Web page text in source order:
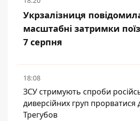
Укрзалізниця
масштабні затримки
7 серпня
18:08
ЗСУ стримують спроби
диверсійних груп
Трегубов